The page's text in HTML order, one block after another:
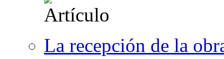
La recepción de la